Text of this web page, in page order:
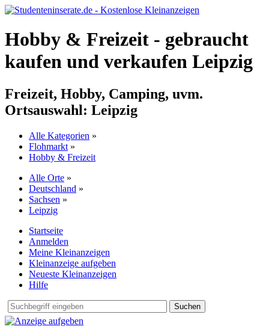
Hobby & Freizeit - gebraucht
kaufen und verkaufen Leipzig
Freizeit, Hobby, Camping, uvm.
Ortsauswahl: Leipzig
Alle Kategorien »
Flohmarkt »
Hobby & Freizeit
Alle Orte »
Deutschland »
Sachsen »
Leipzig
Startseite
Anmelden
Meine Kleinanzeigen
Kleinanzeige aufgeben
Neueste Kleinanzeigen
Hilfe
Suchen